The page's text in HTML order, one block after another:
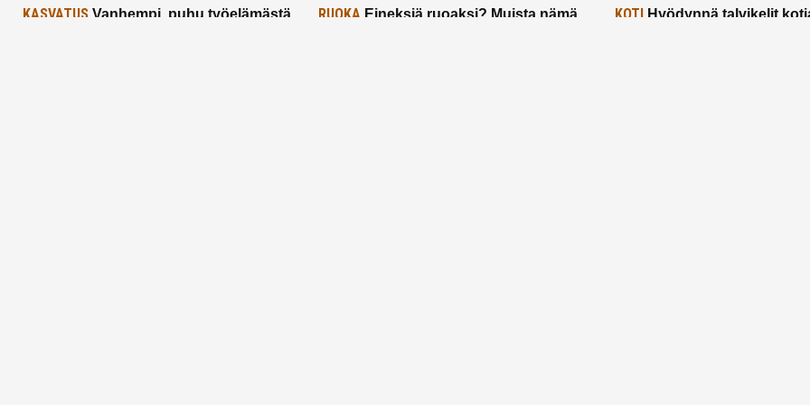
KASVATUS Vanhempi, puhu työelämästä
RUOKA Eineksiä ruoaksi? Muista nämä
KOTIHyödynnä talvikelit